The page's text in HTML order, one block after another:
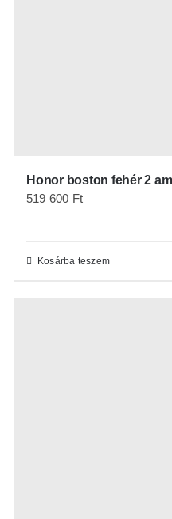
Honor boston fehér 2
519 600 Ft
Kosárba teszem